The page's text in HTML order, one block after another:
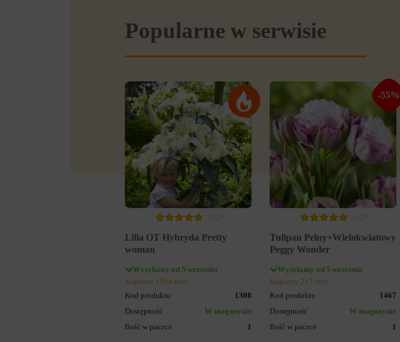
Popularne w serwisie
Lilia OT Hybryda Pretty
woman
Wysyłamy od 5 września
Kupiony 1956 razy
Kod produktu
1308
Dostępność
W magazynie
Ilość w paczce
1
-55%
Tulipan Pełny+Wielokwiatowy
Peggy Wonder
Wysyłamy od 5 września
Kupiony 217 razy
Kod produktu
1467
Dostępność
W magazynie
Ilość w paczce
1